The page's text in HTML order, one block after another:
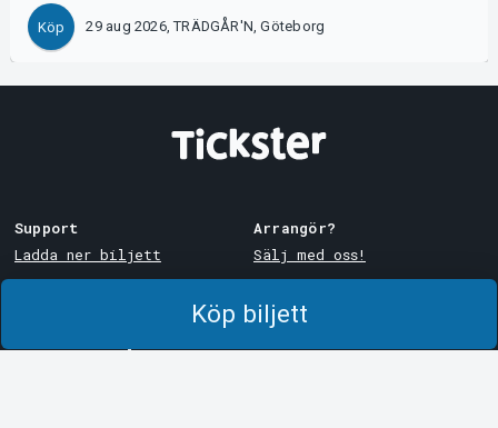
Köp biljett
Köp 29 aug 2026, TRÄDGÅR'N, Göteborg
Support
Ladda ner biljett
Köp- och leveransvillkor
Integritetspolicy
Arrangör?
Sälj med oss!
System Support